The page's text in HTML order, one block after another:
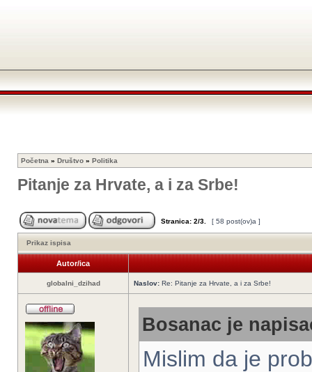
Početna » Društvo » Politika
Pitanje za Hrvate, a i za Srbe!
Stranica: 2/3 [ 58 post(ov)a ]
Prikaz ispisa
Autor/ica
globalni_dzihad Naslov: Re: Pitanje za Hrvate, a i za Srbe!
Bosanac je
Mislim da je